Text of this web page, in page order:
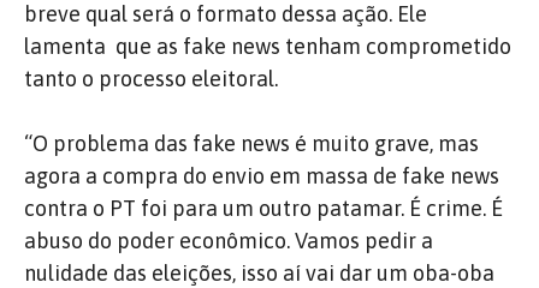
breve qual será o formato dessa ação. Ele
lamenta que as fake news tenham comprometido
tanto o processo eleitoral.
“O problema das fake news é muito grave, mas
agora a compra do envio em massa de fake news
contra o PT foi para um outro patamar. É crime. É
abuso do poder econômico. Vamos pedir a
nulidade das eleições, isso aí vai dar um oba-oba